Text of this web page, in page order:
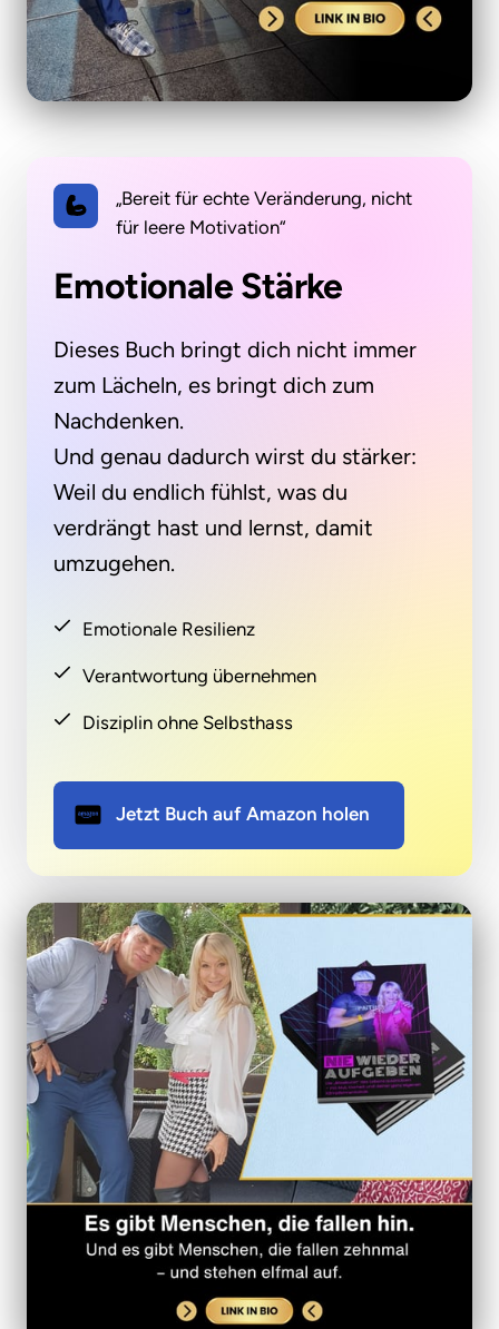
„Bereit für echte Veränderung, nicht
für leere Motivation“
Emotionale Stärke
Dieses Buch bringt dich nicht immer
zum Lächeln, es bringt dich zum
Nachdenken.
Und genau dadurch wirst du stärker:
Weil du endlich fühlst, was du
verdrängt hast und lernst, damit
umzugehen.
Emotionale Resilienz
Verantwortung übernehmen
Disziplin ohne Selbsthass
Jetzt Buch auf Amazon holen